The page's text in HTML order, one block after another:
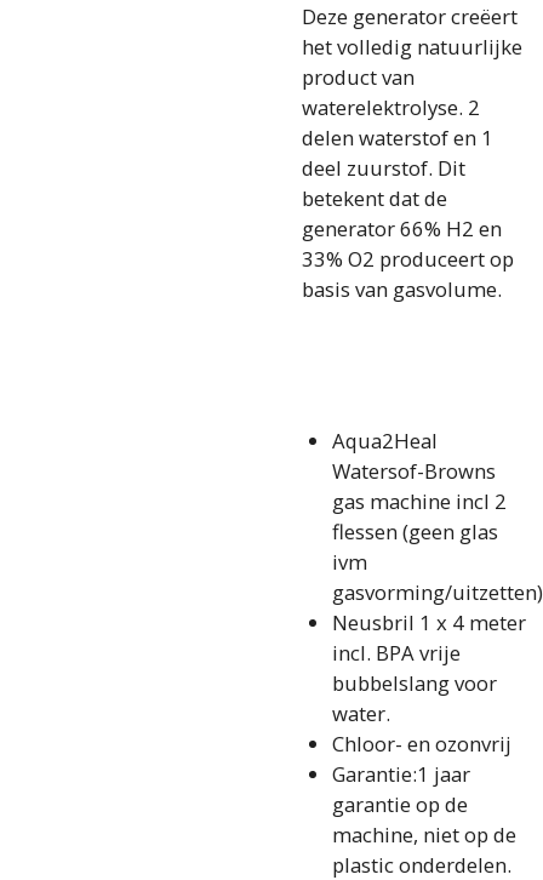
Deze generator creëert
het volledig natuurlijke
product van
waterelektrolyse. 2
delen waterstof en 1
deel zuurstof. Dit
betekent dat de
generator 66% H2 en
33% O2 produceert op
basis van gasvolume.
Aqua2Heal
Watersof-Browns
gas machine incl 2
flessen (geen glas
ivm
gasvorming/uitzetten)
Neusbril 1 x 4 meter
incl. BPA vrije
bubbelslang voor
water.
Chloor- en ozonvrij
Garantie:1 jaar
garantie op de
machine, niet op de
plastic onderdelen.